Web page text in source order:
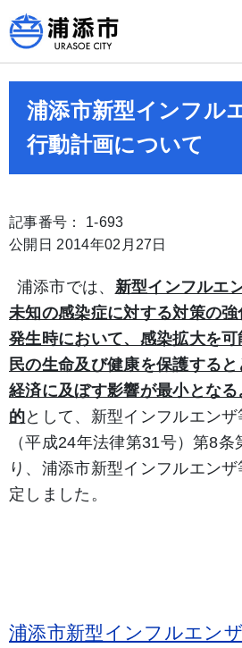
浦添市新型インフル
行動計画について
記事番号： 1-693
公開日 2014年02月27日
浦添市では、 新型インフルエ
未知の感染症に対する対策の
発生時において、感染拡大を
民の生命及び健康を保護する
経済に及ぼす影響が最小となる
的として、新型インフルエン
（平成24年法律第31号）第8条
り、浦添市新型インフルエン
定しました。
浦添市新型インフルエン